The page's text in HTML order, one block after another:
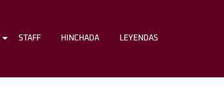
CLUB STAFF HINCHADA
STAFF HINCHADA LEYENDAS